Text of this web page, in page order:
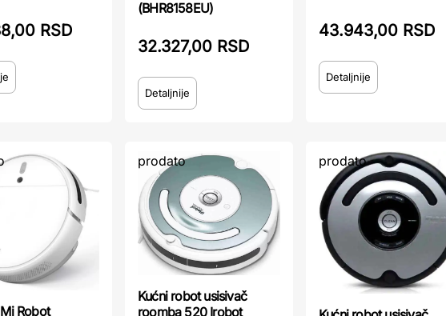
RSD
(BHR8158EU)
32.327,00 RSD
Detaljnije
43.943,00 RSD
Detaljnije
Robot
prodato
Kućni robot usisivač
roomba 520 Irobot
prodato